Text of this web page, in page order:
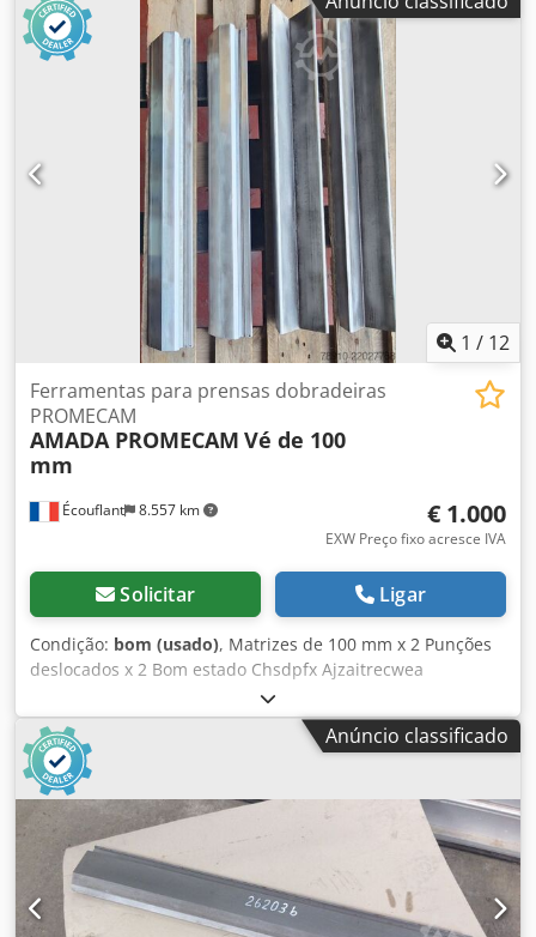
raio segmentadas para máquinas de 1000 e 2000
toneladas Conjuntos completos, segmentados em 835 mm
e 10 segmentos para fabricação de peças de até 8000 mm
Raios: Raio 30 / Raio 31 / Raio 32 / Raio 33 / Raio 35 Raio 36
/ Raio 39 / Raio 40 / Raio 41 / Raio 42 Raio 43 / Raio 45 /
Raio 47 / Raio 48 / Raio 50 Raio 51 / Raio 53 / Raio 55 / Raio
57 / Raio 58 Raio 60 / Raio 62 Raio 70 / Raio 71 / Raio 73 /
Raio 75 / Raio 80 Por favor, observe: As informações nesta
página foram fornecidas de boa fé, com base no nosso
melhor conhecimento e, sempre que possível, com dados
do fabricante. As informações são apresentadas de boa fé,
mas não podemos garantir a exatidão. Assim, não
constituem representação ou condições contratuais.
Recomendamos a verificação independente de todos os
detalhes importantes.
1 / 12
Écouflant 8.557 km
Ferramentas para prensas dobradeiras
PROMECAM
AMADA PROMECAM Vé de 100
mm
€ 1.000
EXW Preço fixo acresce IVA
Solicitar Ligar
Condição: bom (usado), Matrizes de 100 mm x 2 Punções
deslocados x 2 Bom estado Chsdpfx Ajzaitrecwea
Anúncio classificado